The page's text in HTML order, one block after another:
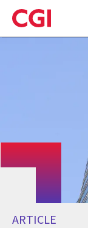
Skip
to
main
ARTICLE